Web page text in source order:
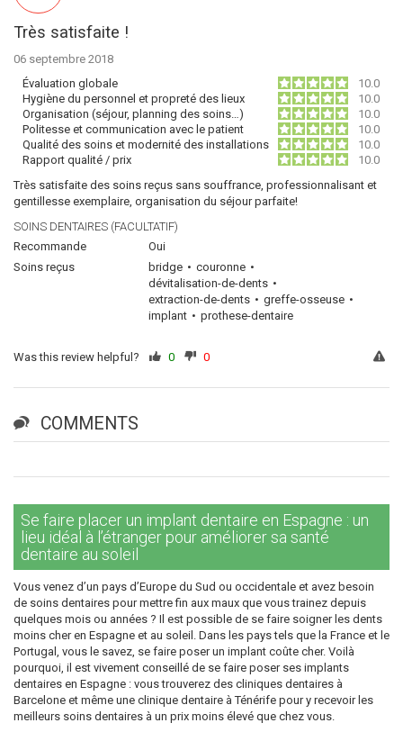
Très satisfaite !
06 septembre 2018
Évaluation globale
10.0
Hygiène du personnel et propreté des lieux
10.0
Organisation (séjour, planning des soins…)
10.0
Politesse et communication avec le patient
10.0
Qualité des soins et modernité des installations
10.0
Rapport qualité / prix
10.0
Très satisfaite des soins reçus sans souffrance, professionnalisant et
gentillesse exemplaire, organisation du séjour parfaite!
SOINS DENTAIRES (FACULTATIF)
Recommande
Oui
Soins reçus
bridge
couronne
dévitalisation-de-dents
extraction-de-dents
greffe-osseuse
implant
prothese-dentaire
Was this review helpful? 0 0
COMMENTS
Se faire placer un implant dentaire en Espagne : un
lieu idéal à l’étranger pour améliorer sa santé
dentaire au soleil
Vous venez d’un pays d’Europe du Sud ou occidentale et avez besoin
de soins dentaires pour mettre fin aux maux que vous trainez depuis
quelques mois ou années ? Il est possible de se faire soigner les dents
moins cher en Espagne et au soleil. Dans les pays tels que la France et le
Portugal, vous le savez, se faire poser un implant coûte cher. Voilà
pourquoi, il est vivement conseillé de se faire poser ses implants
dentaires en Espagne : vous trouverez des cliniques dentaires à
Barcelone et même une clinique dentaire à Ténérife pour y recevoir les
meilleurs soins dentaires à un prix moins élevé que chez vous.